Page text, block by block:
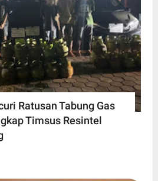
Ratusan Tabung Gas
Timsus Resintel